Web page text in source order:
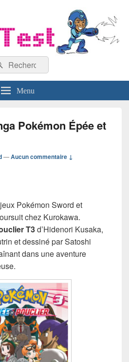
:
Rechercher
Menu
Pokémon Épée et
—Aucun commentaire ↓
Pokémon Sword et
chez Kurokawa.
T3d’Hidenori Kusaka,
et dessiné par Satoshi
dans une aventure